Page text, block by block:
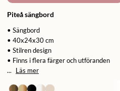
Piteå sängbord
• Sängbord
• 40x24x30 cm
• Stilren design
• Finns i flera färger och utföranden
...
Läs mer